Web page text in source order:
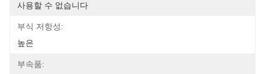
사용할 수 없습니다
부식 저항성:
높은
부속품: